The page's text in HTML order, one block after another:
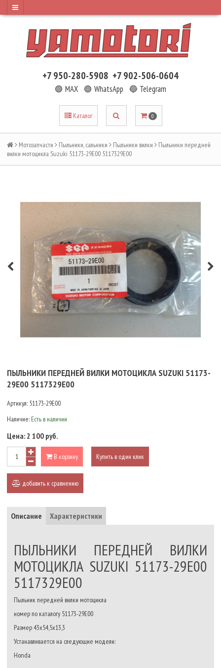
+7 950-280-5908 +7 902-506-0604
🟢 MAX 🟢 WhatsApp 🔵 Telegram
Каталог 0
Мотозапчасти Пыльники, сальники Пыльники вилки
Пыльники передней
вилки мотоцикла Suzuki 51173-29E00 5117329E00
ПЫЛЬНИКИ ПЕРЕДНЕЙ ВИЛКИ МОТОЦИКЛА SUZUKI 51173-
29E00 5117329E00
Артикул: 51173-29E00
Наличие: Есть в наличии
Цена: 2 100 руб.
В корзину Купить в один клик
добавить к сравнению
Описание Характеристики
ПЫЛЬНИКИ ПЕРЕДНЕЙ ВИЛКИ
МОТОЦИКЛА SUZUKI 51173-29E00
5117329E00
Пыльник передней вилки мотоцикла
номер по каталогу 51173-29E00
Размер43x54,5x13,3
Устанавливается на следующие модели:
Honda